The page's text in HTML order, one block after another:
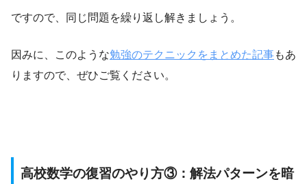
ですので、同じ問題を繰り返し解きましょう。
因みに、このような勉強のテクニックをまとめた記事もあ
りますので、ぜひご覧ください。
高校数学の復習のやり方③：解法パターンを暗